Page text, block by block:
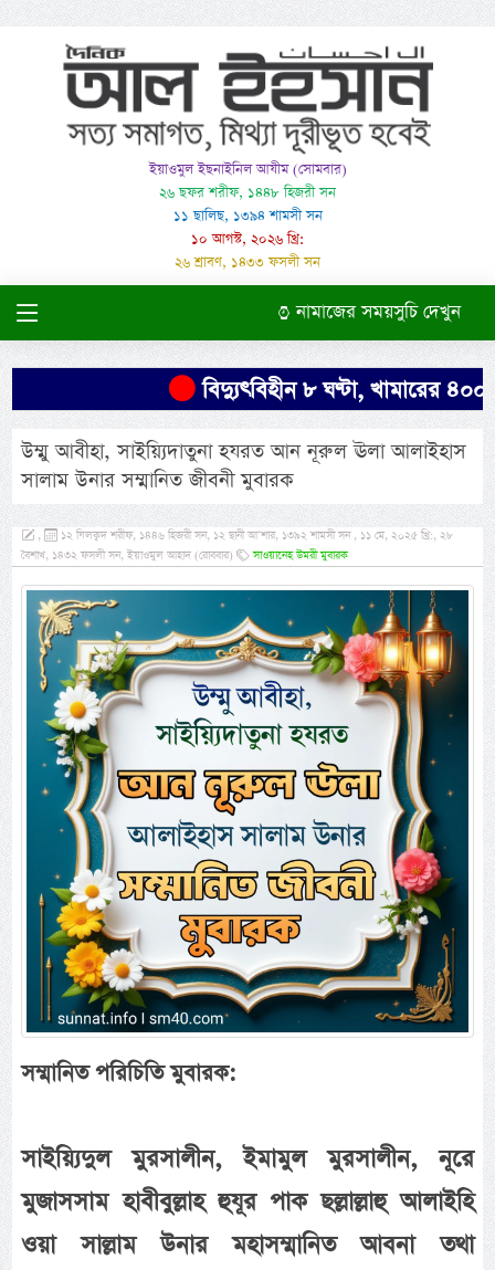
ইয়াওমুল ইছনাইনিল আযীম (সোমবার)
২৬ ছফর শরীফ, ১৪৪৮ হিজরী সন
১১ ছালিছ, ১৩৯৪ শামসী সন
১০ আগস্ট, ২০২৬ খ্রি:
২৬ শ্রাবণ, ১৪৩৩ ফসলী সন
নামাজের সময়সুচি দেখুন
বিদ্যুৎবিহীন ৮ ঘণ্টা, খামারের ৪০০
উম্মু আবীহা, সাইয়্যিদাতুনা হযরত আন নূরুল ঊলা আলাইহাস
সালাম উনার সম্মানিত জীবনী মুবারক
,
১২ যিলক্বদ শরীফ, ১৪৪৬ হিজরী সন, ১২ ছানী আ’শার, ১৩৯২ শামসী সন , ১১ মে, ২০২৫ খ্রি:, ২৮
বৈশাখ, ১৪৩২ ফসলী সন, ইয়াওমুল আহাদ (রোববার)
সাওয়ানেহ উমরী মুবারক
সম্মানিত পরিচিতি মুবারক:
সাইয়্যিদুল মুরসালীন, ইমামুল মুরসালীন, নূরে
মুজাসসাম হাবীবুল্লাহ হুযূর পাক ছল্লাল্লাহু আলাইহি
ওয়া সাল্লাম উনার মহাসম্মানিত আবনা তথা